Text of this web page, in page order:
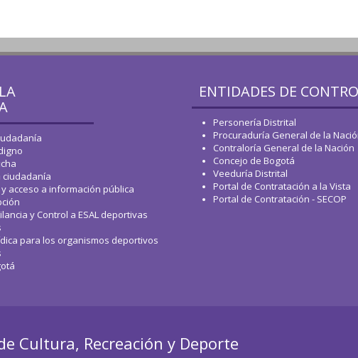
acceso a información pública
y Control a ESAL deportivas
para los organismos deportivos
ENTIDADES DE
Personería Distrital
Procuraduría General de la
Contraloría General de la Nación
Concejo de Bogotá
Veeduría Distrital
Portal de Contratación a la Vista
Portal de Contratación - SECOP
Cultura, Recreación y Deporte